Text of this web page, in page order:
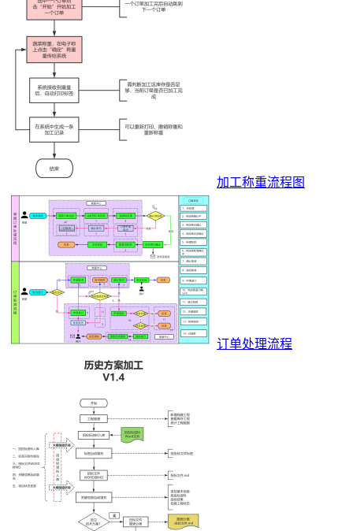
加工称重流程图
订单处理流程